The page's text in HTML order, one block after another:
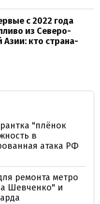
с 2022 года
из Северо-
Азии: кто страна-
"плёнок
в
атака РФ
ремонта метро
Шевченко" и